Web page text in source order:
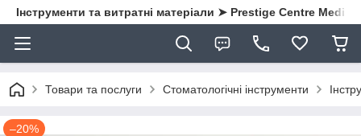
Інструменти та витратні матеріали ➤ Prestige Centre Medical
Товари та послуги Стоматологічні інструменти
–20%